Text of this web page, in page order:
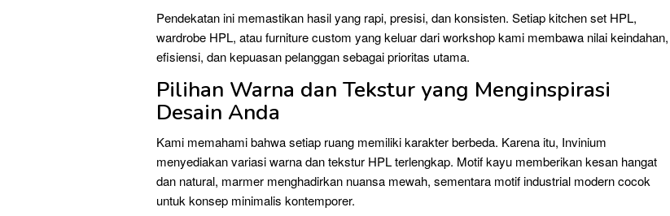
Pendekatan ini memastikan hasil yang rapi, presisi, dan konsisten. Setiap kitchen set HPL,
wardrobe HPL, atau furniture custom yang keluar dari workshop kami membawa nilai keindahan,
efisiensi, dan kepuasan pelanggan sebagai prioritas utama.
Pilihan Warna dan Tekstur yang Menginspirasi
Desain Anda
Kami memahami bahwa setiap ruang memiliki karakter berbeda. Karena itu, Invinium
menyediakan variasi warna dan tekstur HPL terlengkap. Motif kayu memberikan kesan hangat
dan natural, marmer menghadirkan nuansa mewah, sementara motif industrial modern cocok
untuk konsep minimalis kontemporer.